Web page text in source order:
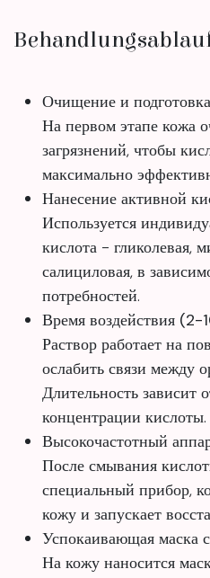
Очищение и
На первом этапе кожа
загрязнений, чтобы
максимально
Нанесение активной
Используется
кислота - гликолевая,
салициловая, в
потребностей.
Время воздействия (2-
Раствор работает на
ослабить связи между
Длительность зависит
концентрации кислоты.
Высокочастотный
После смывания
специальный прибор,
кожу и запускает
Успокаивающая маска
На кожу наносится